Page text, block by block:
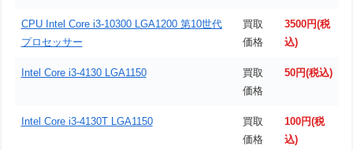
CPU Intel Core i3-10300 LGA1200 第10世代
プロセッサー
買取
価格
3500円(税
込)
Intel Core i3-4130 LGA1150
買取
価格
50円(税込)
Intel Core i3-4130T LGA1150
買取
価格
100円(税
込)